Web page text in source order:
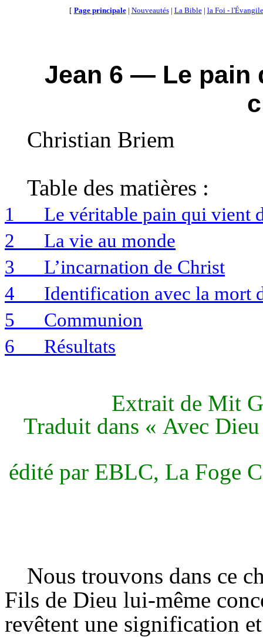
[ Page principale| Nouveautés| La Bible| la Foi - l'Évangile
Jean 6 — Le pain
Christian Briem
Table des matières :
1 Le véritable pain qui vient
2
La vie au monde
3
L’incarnation de Christ
4
Identification avec la mort
5
Communion
6
Résultats
Extrait de Mit
Traduit dans « Avec
édité par EBLC, La Foge
Nous trouvons dans ce
Fils de Dieu lui-même
revêtent une signification